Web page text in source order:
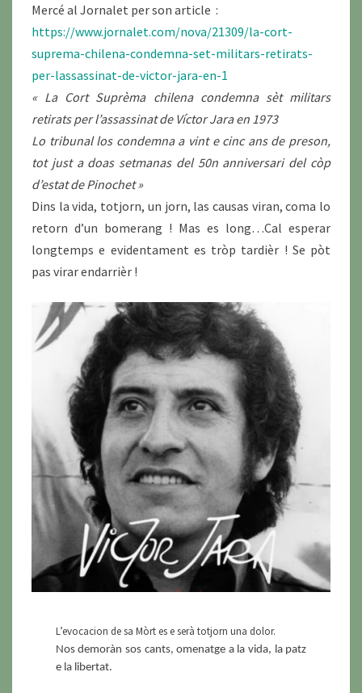
Mercé al Jornalet per son article :
https://www.jornalet.com/nova/21309/la-cort-
suprema-chilena-condemna-set-militars-retirats-
per-lassassinat-de-victor-jara-en-1
« La Cort Suprèma chilena condemna sèt militars
retirats per l’assassinat de Víctor Jara en 1973
Lo tribunal los condemna a vint e cinc ans de preson,
tot just a doas setmanas del 50n anniversari del còp
d’estat de Pinochet »
Dins la vida, totjorn, un jorn, las causas viran, coma lo
retorn d’un bomerang ! Mas es long…Cal esperar
longtemps e evidentament es tròp tardièr ! Se pòt
pas virar endarrièr !
L’evocacion de sa Mòrt es e serà totjorn una dolor.
Nos demoràn sos cants, omenatge a la vida, la patz
e la libertat.